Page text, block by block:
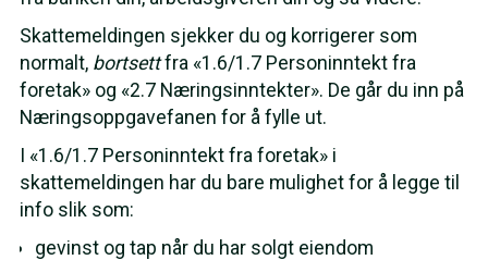
Skattemeldingen sjekker du og korrigerer som
normalt, bortsettfra «1.6/1.7 Personinntekt fra
foretak» og «2.7 Næringsinntekter». De går du inn på
Næringsoppgavefanen for å fylle ut.
I «1.6/1.7 Personinntekt fra foretak» i
skattemeldingen har du bare mulighet for å legge til
info slik som:
gevinst og tap når du har solgt eiendom